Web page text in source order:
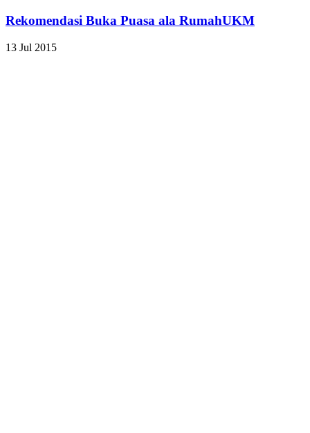
Rekomendasi Buka Puasa ala RumahUKM
13 Jul 2015